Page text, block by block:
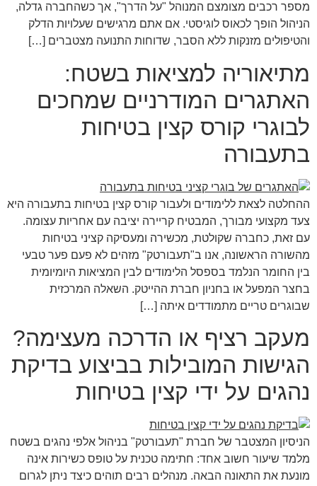
מספר רכבים מצומצם המנוהל "על הדרך", אך כשהחברה גדלה,
הניהול הופך לכאוס לוגיסטי. אם אתם מרגישים שעלויות הדלק
והטיפולים מזנקות ללא הסבר, שדוחות התנועה מצטברים […]
מתיאוריה למציאות בשטח:
האתגרים המודרניים שמחכים
לבוגרי קורס קצין בטיחות
בתעבורה
ההחלטה לצאת ללימודים ולעבור קורס קצין בטיחות בתעבורה היא
צעד מקצועי מבורך, המבטיח קריירה יציבה עם אחריות עצומה.
עם זאת, כחברה שקולטת, מכשירה ומעסיקה קציני בטיחות
מהשורה הראשונה, אנו ב"תעבורטק" מזהים לא פעם פער טבעי
בין החומר הנלמד בספסל הלימודים לבין המציאות היומיומית
בחצר המפעל או בחניון חברת ההייטק. השאלה המרכזית
שבוגרים טריים מתמודדים איתה […]
מעקב רציף או הדרכה מעצימה?
הגישות המובילות בביצוע בדיקת
נהגים על ידי קצין בטיחות
הניסיון המצטבר של חברת "תעבורטק" בניהול אלפי נהגים בשטח
מלמד שיעור חשוב אחד: חתימה טכנית על טופס כשירות אינה
מונעת את התאונה הבאה. מנהלים רבים תוהים כיצד ניתן לגרום